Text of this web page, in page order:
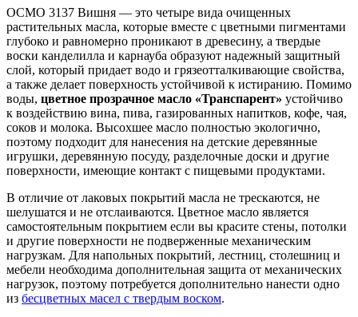
ОСМО 3137 Вишня — это четыре вида очищенных
растительных масла, которые вместе с цветными пигментами
глубоко и равномерно проникают в древесину, а твердые
воски канделилла и карнауба образуют надежный защитный
слой, который придает водо и грязеотталкивающие свойства,
а также делает поверхность устойчивой к истиранию. Помимо
воды, цветное прозрачное масло «Транспарент» устойчиво
к воздействию вина, пива, газированных напитков, кофе, чая,
соков и молока. Высохшее масло полностью экологично,
поэтому подходит для нанесения на детские деревянные
игрушки, деревянную посуду, разделочные доски и другие
поверхности, имеющие контакт с пищевыми продуктами.
В отличие от лаковых покрытий масла не трескаются, не
шелушатся и не отслаиваются. Цветное масло является
самостоятельным покрытием если вы красите стены, потолки
и другие поверхности не подверженные механическим
нагрузкам. Для напольных покрытий, лестниц, столешниц и
мебели необходима дополнительная защита от механических
нагрузок, поэтому потребуется дополнительно нанести одно
из бесцветных масел с твердым воском.